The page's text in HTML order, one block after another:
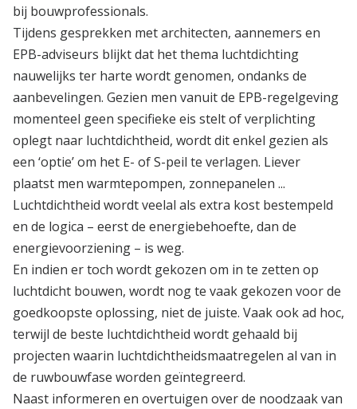
bij bouwprofessionals.
Tijdens gesprekken met architecten, aannemers en
EPB-adviseurs blijkt dat het thema luchtdichting
nauwelijks ter harte wordt genomen, ondanks de
aanbevelingen. Gezien men vanuit de EPB-regelgeving
momenteel geen specifieke eis stelt of verplichting
oplegt naar luchtdichtheid, wordt dit enkel gezien als
een ‘optie’ om het E- of S-peil te verlagen. Liever
plaatst men warmtepompen, zonnepanelen ...
Luchtdichtheid wordt veelal als extra kost bestempeld
en de logica – eerst de energiebehoefte, dan de
energievoorziening – is weg.
En indien er toch wordt gekozen om in te zetten op
luchtdicht bouwen, wordt nog te vaak gekozen voor de
goedkoopste oplossing, niet de juiste. Vaak ook ad hoc,
terwijl de beste luchtdichtheid wordt gehaald bij
projecten waarin luchtdichtheidsmaatregelen al van in
de ruwbouwfase worden geïntegreerd.
Naast informeren en overtuigen over de noodzaak van